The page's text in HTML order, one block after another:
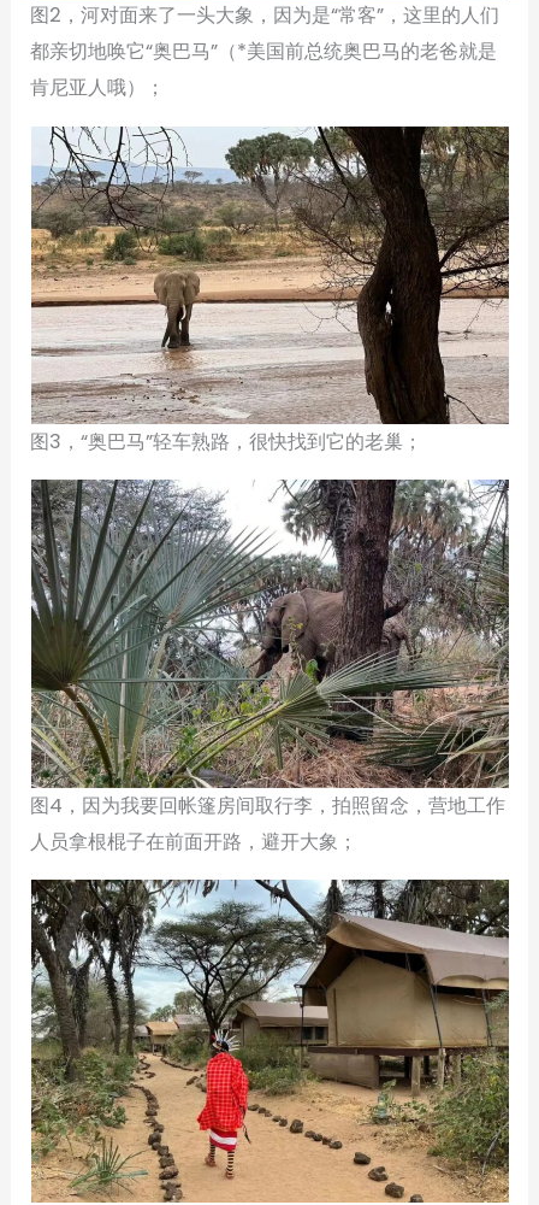
图2，河对面来了一头大象，因为是“常客”，这里的人们
都亲切地唤它“奥巴马”（*美国前总统奥巴马的老爸就是
肯尼亚人哦）；
图3，“奥巴马”轻车熟路，很快找到它的老巢；
图4，因为我要回帐篷房间取行李，拍照留念，营地工作
人员拿根棍子在前面开路，避开大象；